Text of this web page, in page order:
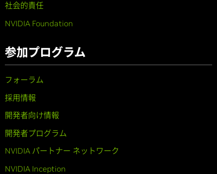
社会的責任
NVIDIA Foundation
参加プログラム
フォーラム
採用情報
開発者向け情報
開発者プログラム
NVIDIA パートナー ネットワーク
NVIDIA Inception